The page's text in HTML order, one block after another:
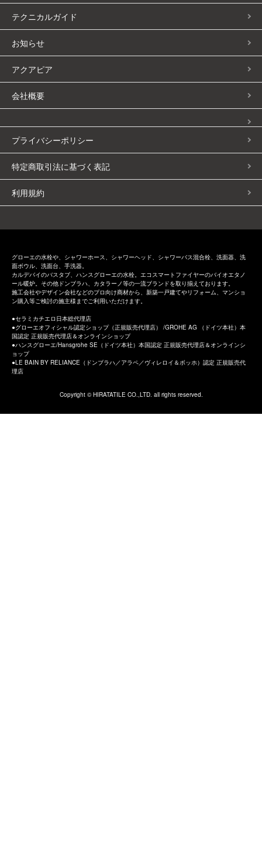
テクニカルガイド
お知らせ
アクアピア
会社概要
プライバシーポリシー
特定商取引法に基づく表記
利用規約
グローエの水栓や、シャワーホース、シャワーヘッド、シャワーバス混合栓、洗面器、洗
面ボウル、洗面台、手洗器。
カルデバイのバスタブ、ハンスグローエの水栓。エコスマートファイヤーのバイオエタノ
ール暖炉。その他ドンブラハ、カタラーノ等の一流ブランドを取り揃えております。
施工会社やデザイン会社などのプロ向け商材から、新築一戸建てやリフォーム、マンショ
ン購入等ご検討の施主様までご利用いただけます。
セラミカチエロ日本総代理店
グローエオフィシャル認定ショップ（正規販売代理店） /GROHE AG （ドイツ本社）本
国認定 正規販売代理店＆オンラインショップ
ハンスグローエ/Hansgrohe SE（ドイツ本社）本国認定 正規販売代理店＆オンラインシ
ョップ
LE BAIN BY RELIANCE（ドンブラハ／アラペ／ヴィレロイ＆ボッホ）認定 正規販売代
理店
Copyright © HIRATATILE CO.,LTD. all rights reserved.